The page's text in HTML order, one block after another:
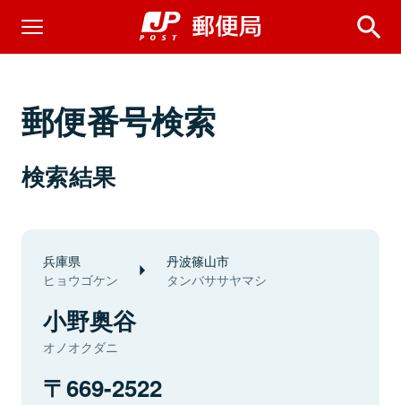
郵便番号検索
検索結果
兵庫県
ヒョウゴケン
丹波篠山市
タンバササヤマシ
小野奥谷
オノオクダニ
669-2522